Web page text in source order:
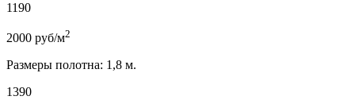
1190
2000 руб/м2
Размеры полотна: 1,8 м.
1390